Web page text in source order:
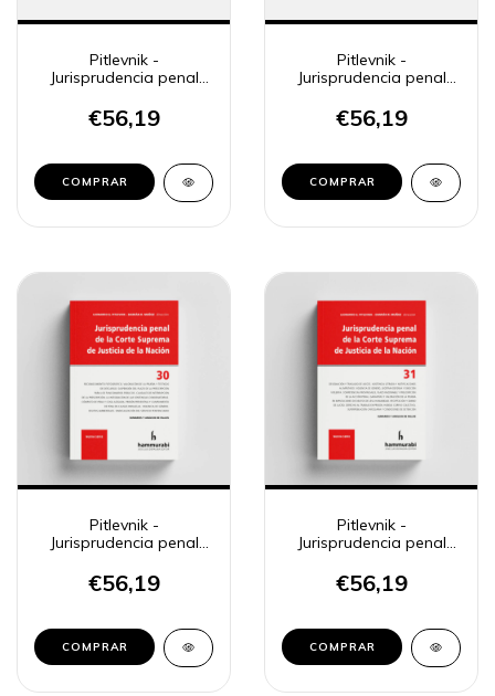
Pitlevnik -
Jurisprudencia penal
€56,19
COMPRAR
Pitlevnik -
Jurisprudencia penal
€56,19
COMPRAR
Pitlevnik -
Jurisprudencia penal
€56,19
COMPRAR
Pitlevnik -
Jurisprudencia penal
€56,19
COMPRAR